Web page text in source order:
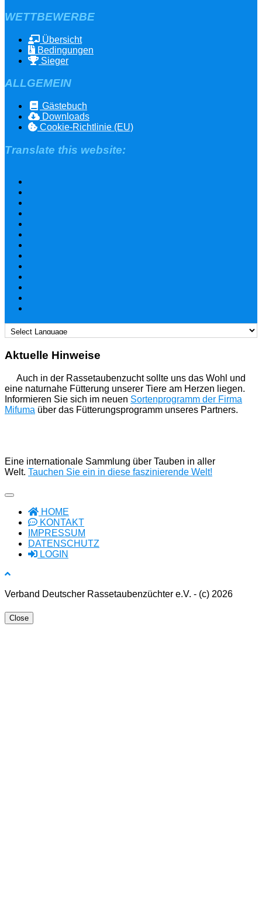
WETTBEWERBE
Übersicht
Bedingungen
Sieger
ALLGEMEIN
Gästebuch
Downloads
Cookie-Richtlinie (EU)
Translate this website:
Aktuelle Hinweise
Auch in der Rassetaubenzucht sollte uns das Wohl und
eine naturnahe Fütterung unserer Tiere am Herzen liegen.
Informieren Sie sich im neuen Sortenprogramm der Firma
Mifuma über das Fütterungsprogramm unseres Partners.
Eine internationale Sammlung über Tauben in aller
Welt. Tauchen Sie ein in diese faszinierende Welt!
HOME
KONTAKT
IMPRESSUM
DATENSCHUTZ
LOGIN
Verband Deutscher Rassetaubenzüchter e.V. - (c) 2026
Close